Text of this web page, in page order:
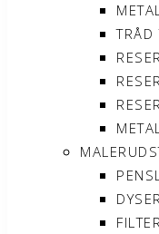
TRÅD